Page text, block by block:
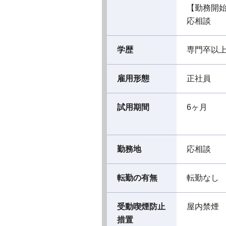
【勤務開
応相談
学歴 専門卒以上
雇用形態 正社員
試用期間 6ヶ月
勤務地 応相談
転勤の有無 転勤なし
受動喫煙防止
措置
屋内禁煙